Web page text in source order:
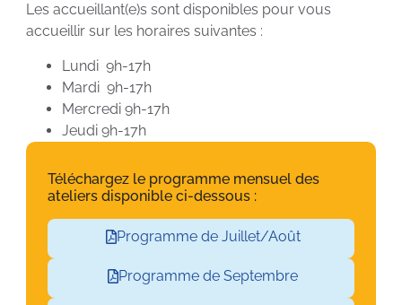
Les accueillant(e)s sont disponibles pour vous
accueillir sur les horaires suivantes :
Lundi 9h-17h
Mardi 9h-17h
Mercredi 9h-17h
Jeudi 9h-17h
Téléchargez le programme mensuel des
ateliers disponible ci-dessous :
Programme de Juillet/Août
Programme de Septembre